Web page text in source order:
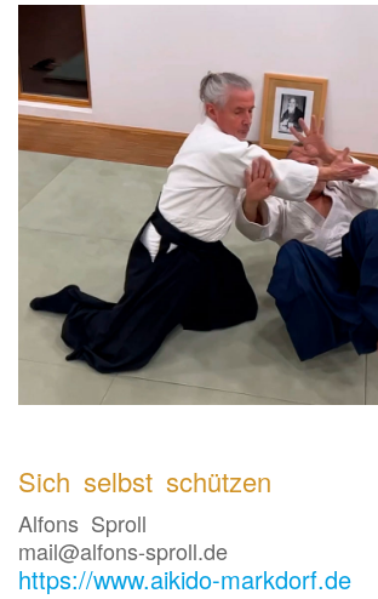
Sich selbst schützen
Alfons Sproll
mail@alfons-sproll.de
https://www.aikido-markdorf.de